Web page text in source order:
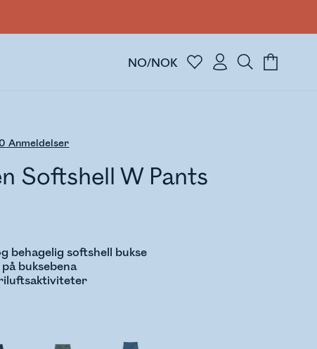
NO/NOK
Anmeldelser
Softshell W Pants
behagelig softshell bukse
buksebena